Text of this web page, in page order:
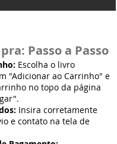
Passo a Passo
Escolha o livro
"Adicionar ao Carrinho" e
no topo da página
Insira corretamente
e contato na tela de